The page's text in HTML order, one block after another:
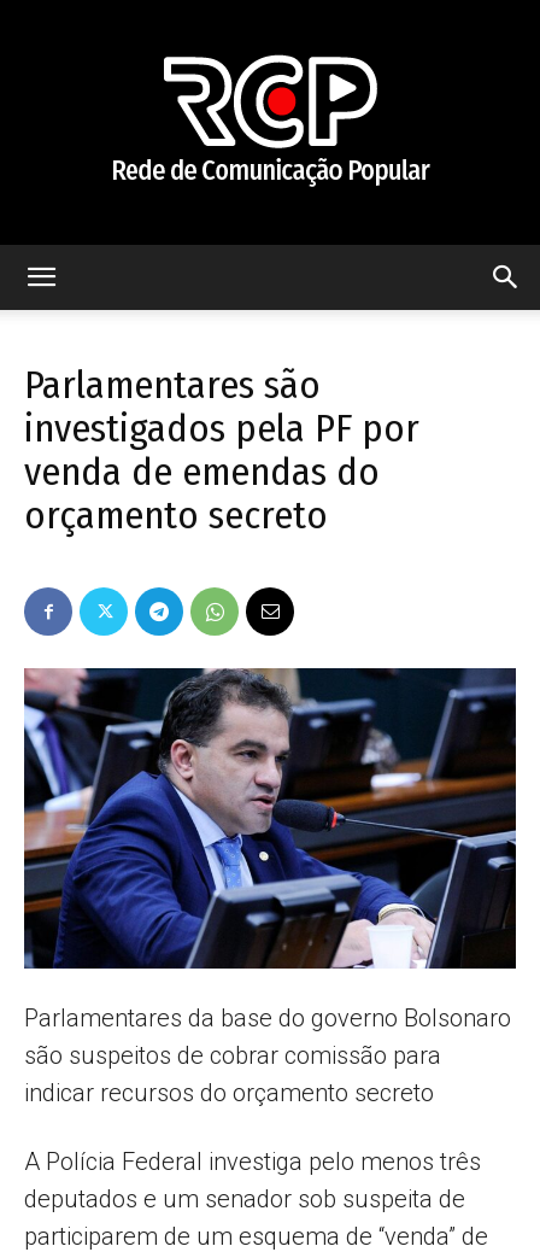
Comunicação
Popular
–
AL
Parlamentares são
investigados pela PF por
venda de emendas do
orçamento secreto
Parlamentares da base do governo Bolsonaro
são suspeitos de cobrar comissão para
indicar recursos do orçamento secreto
A Polícia Federal investiga pelo menos três
deputados e um senador sob suspeita de
participarem de um esquema de “venda” de